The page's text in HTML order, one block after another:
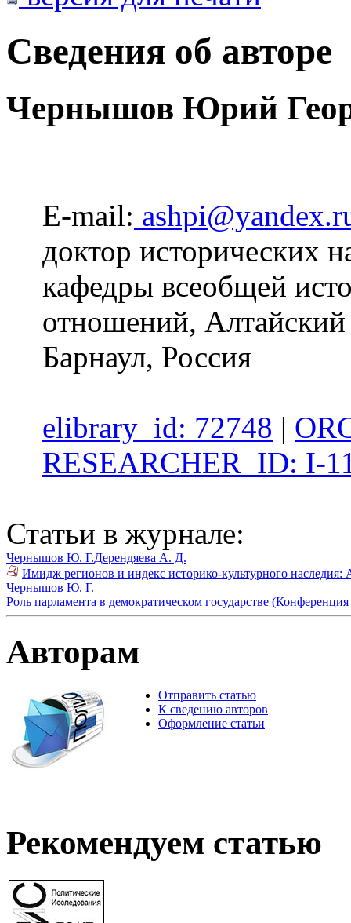
Сведения об авторе
Чернышов Юрий
E-mail:
доктор исторических
кафедры всеобщей
отношений, Алтайский
Барнаул, Россия
elibrary_id: 72748 |
RESEARCHER_ID: I-
Статьи в журнале:
Чернышов Ю. Г.Дерендяева А. Д.
Имидж регионов и индекс историко-культурного
Чернышов Ю. Г.
Роль парламента в демократическом государстве
Авторам
Отправить статью
К сведению авторов
Оформление статьи
Рекомендуем статью